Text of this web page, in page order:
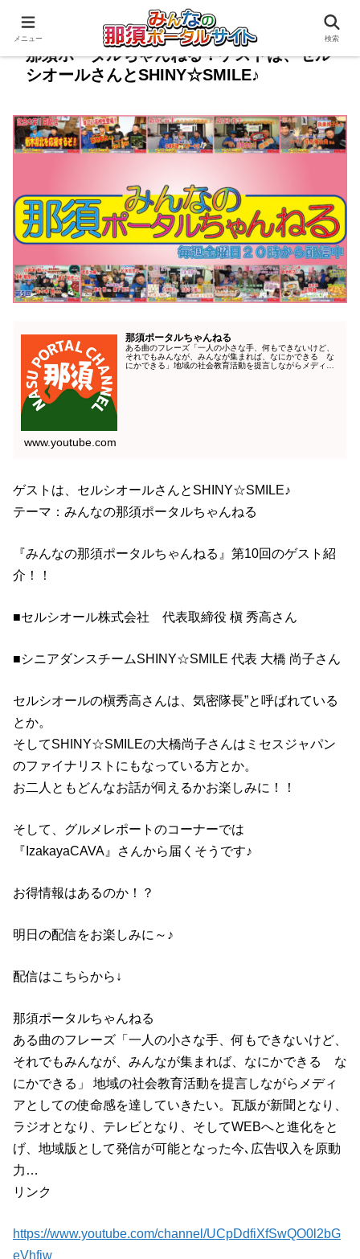
那須ポータルちゃんねる！ゲストは、セル
シオールさんとSHINY☆SMILE♪
那須ポータルちゃんねる
ある曲のフレーズ「一人の小さな手、何もできないけど、
それでもみんなが、みんなが集まれば、なにかできる な
にかできる」地域の社会教育活動を提言しながらメディア
www.youtube.com
ゲストは、セルシオールさんとSHINY☆SMILE♪
テーマ：みんなの那須ポータルちゃんねる
『みんなの那須ポータルちゃんねる』第10回のゲスト紹
介！！
■セルシオール株式会社 代表取締役 槇 秀高さん
■シニアダンスチームSHINY☆SMILE 代表 大橋 尚子さん
セルシオールの槇秀高さんは、気密隊長”と呼ばれている
とか。
そしてSHINY☆SMILEの大橋尚子さんはミセスジャパン
のファイナリストにもなっている方とか。
お二人ともどんなお話が伺えるかお楽しみに！！
そして、グルメレポートのコーナーでは
『IzakayaCAVA』さんから届くそうです♪
お得情報はあるのか！？
明日の配信をお楽しみに～♪
配信はこちらから↓
那須ポータルちゃんねる
ある曲のフレーズ「一人の小さな手、何もできないけど、
それでもみんなが、みんなが集まれば、なにかできる な
にかできる」 地域の社会教育活動を提言しながらメディ
アとしての使命感を達していきたい。瓦版が新聞となり、
ラジオとなり、テレビとなり、そしてWEBへと進化をと
げ、地域版として発信が可能となった今､広告収入を原動
力…
リンク
https://www.youtube.com/channel/UCpDdfiXfSwQO0l2bG
eVhfiw
メニュー 検索